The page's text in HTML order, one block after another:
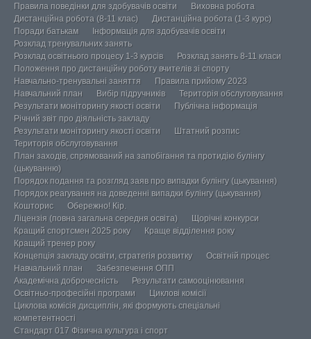
Правила поведінки для здобувачів освіти
Виховна робота
Дистанційна робота (8-11 клас)
Дистанційна робота (1-3 курс)
Поради батькам
Інформація для здобувачів освіти
Розклад тренувальних занять
Розклад освітнього процесу 1-3 курсів
Розклад занять 8-11 класи
Положення про дистанційну роботу вчителів зі спорту
Навчально-тренувальні заняття
Правила прийому 2023
Навчальний план
Вибір підручників
Територія обслуговування
Результати моніторингу якості освіти
Публічна інформація
Річний звіт про діяльність закладу
Результати моніторингу якості освіти
Штатний розпис
Територія обслуговування
План заходів, спрямований на запобігання та протидію булінгу
(цькуванню)
Порядок подання та розгляд заяв про випадки булінгу (цькування)
Порядок реагування на доведенні випадки булінгу (цькування)
Кошторис
Обережно! Кір.
Ліцензія (повна загальна середня освіта)
Щорічні конкурси
Кращий спортсмен 2025 року
Краще відділення року
Кращий тренер року
Концепція закладу освіти, стратегія розвитку
Освітній процес
Навчальний план
Забезпечення ОПП
Академічна доброчесність
Результати самооцінювання
Освітньо-професійні програми
Циклові комісії
Циклова комісія дисциплін, які формують спеціальні
компетентності
Стандарт 017 Фізична культура і спорт